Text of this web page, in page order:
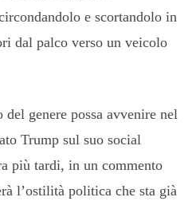
e scortandolo in
dal palco verso un veicolo
genere possa avvenire nel
Trump sul suo social
più tardi, in un commento
l’ostilità politica che sta già